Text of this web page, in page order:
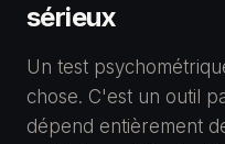
sérieux
Un test
chose. C'est un outil
dépend entièrement